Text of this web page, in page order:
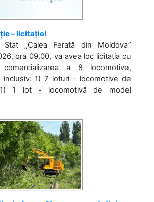
– licitație!
„Calea Ferată din Moldova”
ora 09.00, va avea loc licitaţia cu
a 8 locomotive,
1) 7 loturi - locomotive de
1 lot - locomotivă de model